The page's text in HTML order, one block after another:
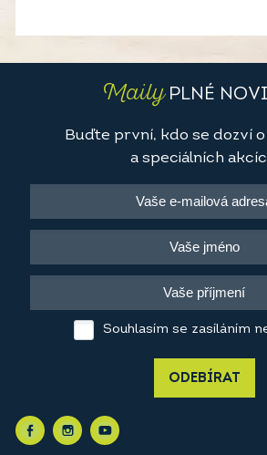
MailyPLNÉ
Buďte první, kdo se dozví
a speciálních
Souhlasím se zasíláním
ODEBÍRAT